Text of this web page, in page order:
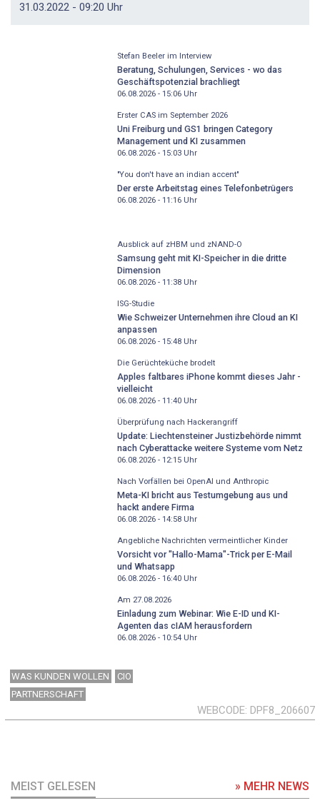
31.03.2022 - 09:20 Uhr
Stefan Beeler im Interview
Beratung, Schulungen, Services - wo das
Geschäftspotenzial brachliegt
06.08.2026 - 15:06Uhr
Erster CAS im September 2026
Uni Freiburg und GS1 bringen Category
Management und KI zusammen
06.08.2026 - 15:03Uhr
"You don't have an indian accent"
Der erste Arbeitstag eines Telefonbetrügers
06.08.2026 - 11:16Uhr
Ausblick auf zHBM und zNAND-O
Samsung geht mit KI-Speicher in die dritte
Dimension
06.08.2026 - 11:38Uhr
ISG-Studie
Wie Schweizer Unternehmen ihre Cloud an KI
anpassen
06.08.2026 - 15:48Uhr
Die Gerüchteküche brodelt
Apples faltbares iPhone kommt dieses Jahr -
vielleicht
06.08.2026 - 11:40Uhr
Überprüfung nach Hackerangriff
Update: Liechtensteiner Justizbehörde nimmt
nach Cyberattacke weitere Systeme vom Netz
06.08.2026 - 12:15Uhr
Nach Vorfällen bei OpenAI und Anthropic
Meta-KI bricht aus Testumgebung aus und
hackt andere Firma
06.08.2026 - 14:58Uhr
Angebliche Nachrichten vermeintlicher Kinder
Vorsicht vor "Hallo-Mama"-Trick per E-Mail
und Whatsapp
06.08.2026 - 16:40Uhr
Am 27.08.2026
Einladung zum Webinar: Wie E-ID und KI-
Agenten das cIAM herausfordern
06.08.2026 - 10:54Uhr
WAS KUNDEN WOLLEN
CIO
PARTNERSCHAFT
WEBCODE DPF8_206607
MEIST GELESEN » MEHR NEWS